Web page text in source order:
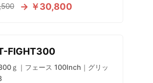
→ ￥30,800
FIGHT300
ｇ｜フェース 100Inch｜グリッ